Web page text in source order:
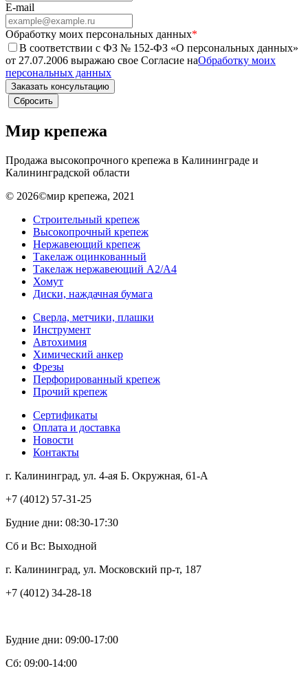
E-mail
Обработку моих персональных данных*
В соответствии с ФЗ № 152-ФЗ «О персональных данных»
от 27.07.2006 выражаю свое Согласие наОбработку моих
персональных данных
Мир крепежа
Продажа высокопрочного крепежа в Калининграде и
Калининградской области
© 2026©мир крепежа, 2021
Строительный крепеж
Высокопрочный крепеж
Нержавеющий крепеж
Такелаж оцинкованный
Такелаж нержавеющий А2/А4
Хомут
Диски, наждачная бумага
Сверла, метчики, плашки
Инструмент
Автохимия
Химический анкер
Фрезы
Перфорированный крепеж
Прочий крепеж
Сертификаты
Оплата и доставка
Новости
Контакты
г. Калининград, ул. 4-ая Б. Окружная, 61-А
+7 (4012) 57-31-25
Будние дни: 08:30-17:30
Сб и Вс: Выходной
г. Калининград, ул. Московский пр-т, 187
+7 (4012) 34-28-18
Будние дни: 09:00-17:00
Сб: 09:00-14:00